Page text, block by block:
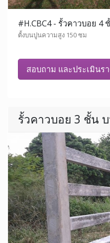
#H.CBC4 - รั้วคาวบอย 4
ตั้งบนปูนความสูง 150 ซม
สอบถาม และประเมินร
รั้วคาวบอย 3 ชั้น